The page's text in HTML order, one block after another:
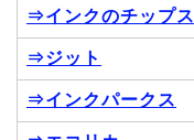
⇒インクのチップス
⇒ジット
⇒インクパークス